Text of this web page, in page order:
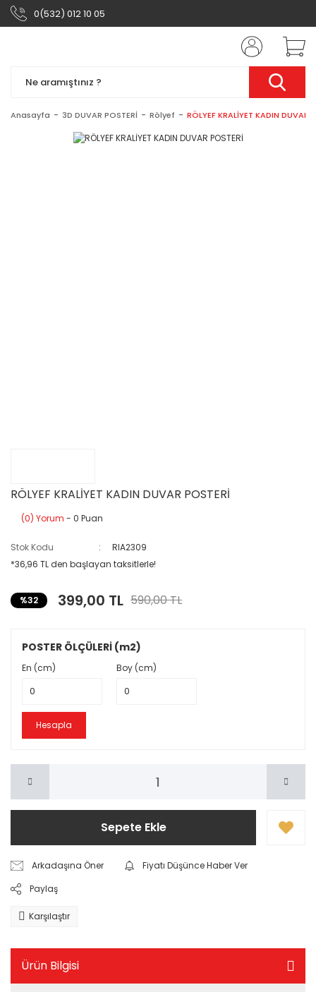
0(532) 012 10 05
Anasayfa 3D DUVAR POSTERİ Rölyef RÖLYEF KRALİYET KADIN DUVAR
RÖLYEF KRALİYET KADIN DUVAR POSTERİ
(0) Yorum - 0 Puan
Stok Kodu
RIA2309
*36,96 TL den başlayan taksitlerle!
%32 399,00 TL 590,00 TL
POSTER ÖLÇÜLERİ (m2)
En (cm) Boy (cm)
Hesapla
Sepete Ekle
Arkadaşına Öner
Fiyatı Düşünce Haber Ver
Paylaş
Karşılaştır
Ürün Bilgisi